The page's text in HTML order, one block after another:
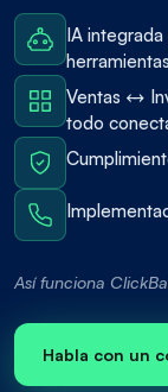
IA
Ventas ↔
todo
Así funciona
Habla con un